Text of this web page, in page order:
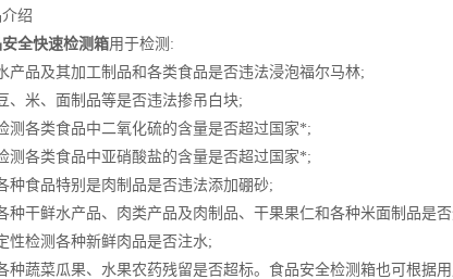
绍
全快速检测箱用于检测:
品及其加工制品和各类食品是否违法浸泡福尔马林;
米、面制品等是否违法掺吊白块;
各类食品中二氧化硫的含量是否超过国家*;
各类食品中亚硝酸盐的含量是否超过国家*;
食品特别是肉制品是否违法添加硼砂;
干鲜水产品、肉类产品及肉制品、干果果仁和各种米面制品是
检测各种新鲜肉品是否注水;
蔬菜瓜果、水果农药残留是否超标。食品安全检测箱也可根据用